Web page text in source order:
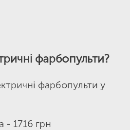
фарбопульти?
фарбопульти у
- 1716 грн